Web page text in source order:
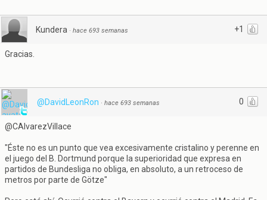
+1
Kundera · hace 693 semanas
Gracias.
0
@DavidLeonRon · hace 693 semanas
@CAlvarezVillace
"Éste no es un punto que vea excesivamente cristalino y perenne en
el juego del B. Dortmund porque la superioridad que expresa en
partidos de Bundesliga no obliga, en absoluto, a un retroceso de
metros por parte de Götze"